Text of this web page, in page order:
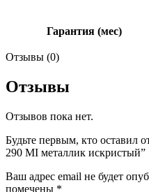
Гарантия (мес)
Отзывы (0)
Отзывы
Отзывов пока нет.
Будьте первым, кто оставил
290 MI металлик искристый”
Ваш адрес email не будет
помечены *